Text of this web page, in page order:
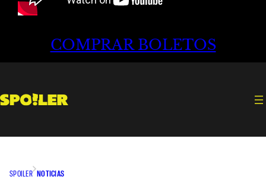
COMPRAR BOLETOS
SPOILER NOTICIAS